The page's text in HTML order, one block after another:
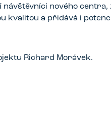
návštěvníci nového
kvalitou a přidává i
Richard Morávek.